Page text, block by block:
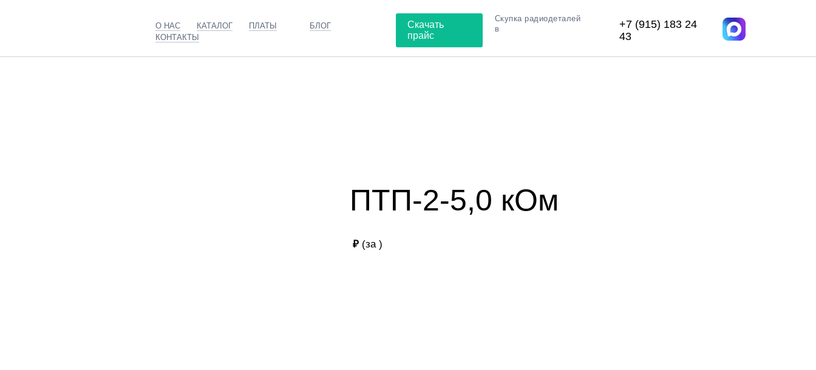
О НАС КАТАЛОГ ПЛАТЫ
БЛОГ
КОНТАКТЫ
Скачать
прайс
Скупка радиодеталей
в
+7 (915) 183 24
43
ПТП-2-5,0 кОм
₽ (за )